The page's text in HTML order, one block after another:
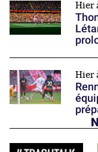
Hier
Hier